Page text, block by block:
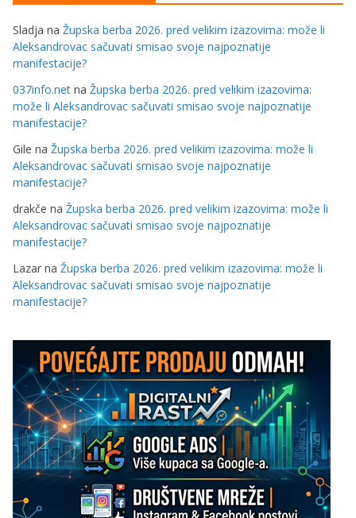
Sladja na Župska berba 2026. pred velikim izazovima: može li
Aleksandrovac sačuvati smisao svoje najpoznatije
manifestacije?
037info.net na Župska berba 2026. pred velikim izazovima:
može li Aleksandrovac sačuvati smisao svoje najpoznatije
manifestacije?
Gile na Župska berba 2026. pred velikim izazovima: može li
Aleksandrovac sačuvati smisao svoje najpoznatije
manifestacije?
drakče na Župska berba 2026. pred velikim izazovima: može li
Aleksandrovac sačuvati smisao svoje najpoznatije
manifestacije?
Lazar na Župska berba 2026. pred velikim izazovima: može li
Aleksandrovac sačuvati smisao svoje najpoznatije
manifestacije?